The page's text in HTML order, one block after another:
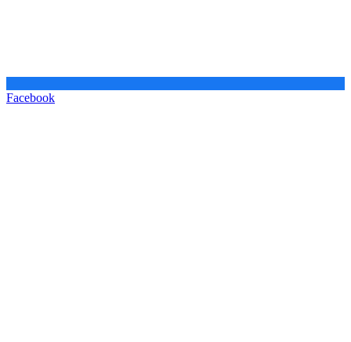
Facebook